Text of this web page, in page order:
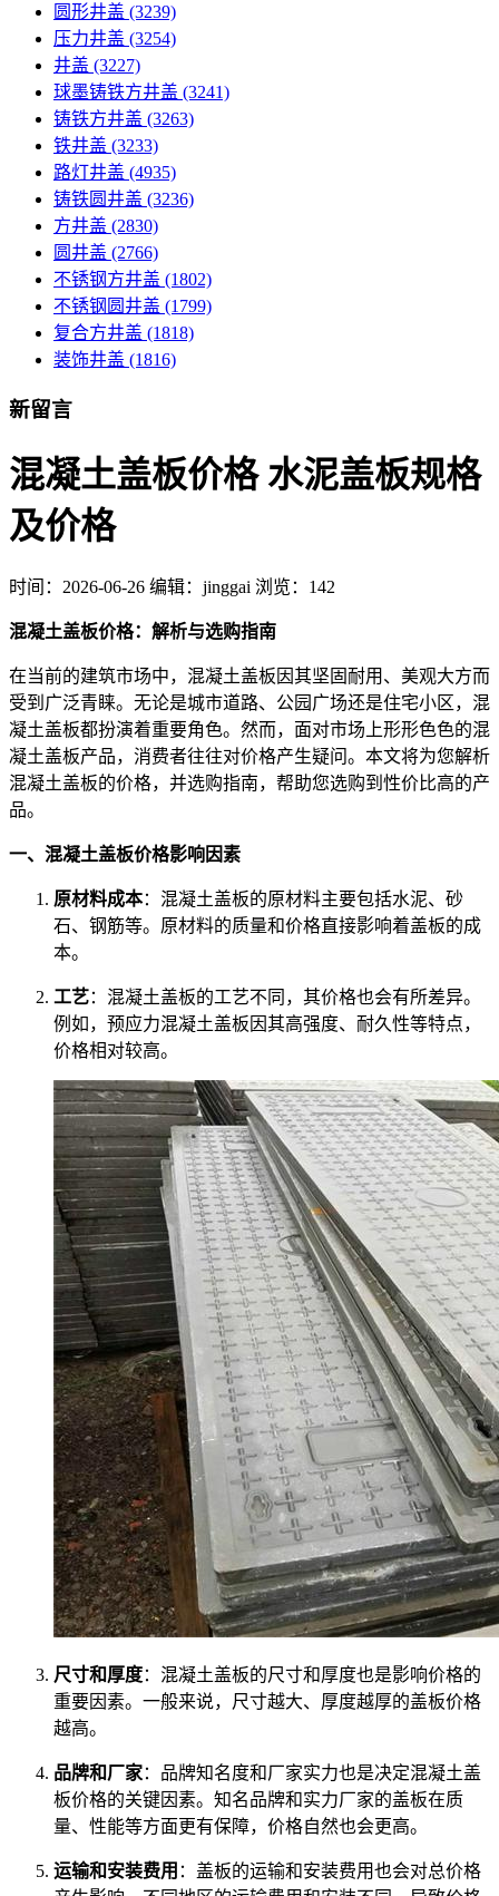
圆形井盖 (3239)
压力井盖 (3254)
井盖 (3227)
球墨铸铁方井盖 (3241)
铸铁方井盖 (3263)
铁井盖 (3233)
路灯井盖 (4935)
铸铁圆井盖 (3236)
方井盖 (2830)
圆井盖 (2766)
不锈钢方井盖 (1802)
不锈钢圆井盖 (1799)
复合方井盖 (1818)
装饰井盖 (1816)
新留言
混凝土盖板价格 水泥盖板规格
及价格
时间： 2026-06-26 编辑：jinggai 浏览：142
混凝土盖板价格：解析与选购指南
在当前的建筑市场中，混凝土盖板因其坚固耐用、美观大方而
受到广泛青睐。无论是城市道路、公园广场还是住宅小区，混
凝土盖板都扮演着重要角色。然而，面对市场上形形色色的混
凝土盖板产品，消费者往往对价格产生疑问。本文将为您解析
混凝土盖板的价格，并选购指南，帮助您选购到性价比高的产
品。
一、混凝土盖板价格影响因素
原材料成本：混凝土盖板的原材料主要包括水泥、砂
石、钢筋等。原材料的质量和价格直接影响着盖板的成
本。
工艺：混凝土盖板的工艺不同，其价格也会有所差异。
例如，预应力混凝土盖板因其高强度、耐久性等特点，
价格相对较高。
尺寸和厚度：混凝土盖板的尺寸和厚度也是影响价格的
重要因素。一般来说，尺寸越大、厚度越厚的盖板价格
越高。
品牌和厂家：品牌知名度和厂家实力也是决定混凝土盖
板价格的关键因素。知名品牌和实力厂家的盖板在质
量、性能等方面更有保障，价格自然也会更高。
运输和安装费用 ：盖板的运输和安装费用也会对总价格